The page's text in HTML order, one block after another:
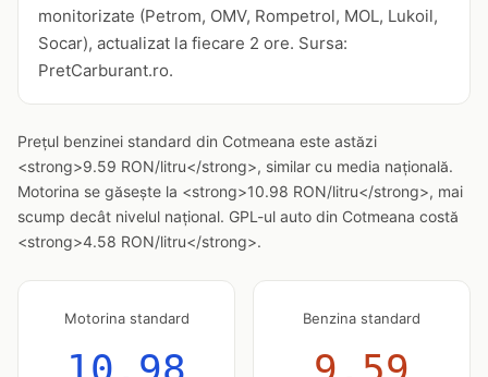
monitorizate (Petrom, OMV, Rompetrol, MOL, Lukoil,
Socar), actualizat la fiecare 2 ore. Sursa:
PretCarburant.ro.
Prețul benzinei standard din Cotmeana este astăzi
<strong>9.59 RON/litru</strong>, similar cu media națională.
Motorina se găsește la <strong>10.98 RON/litru</strong>, mai
scump decât nivelul național. GPL-ul auto din Cotmeana costă
<strong>4.58 RON/litru</strong>.
Motorina standard Benzina standard